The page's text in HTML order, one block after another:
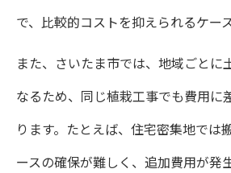
で、比較的コストを抑えられるケー
また、さいたま市では、地域ごとに
なるため、同じ植栽工事でも費用に
ります。たとえば、住宅密集地では
ースの確保が難しく、追加費用が発